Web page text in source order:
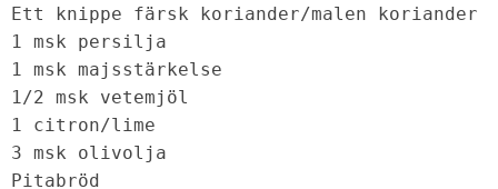
Ett knippe färsk koriander/malen koriander
1 msk persilja
1 msk majsstärkelse
1/2 msk vetemjöl
1 citron/lime
3 msk olivolja
Pitabröd